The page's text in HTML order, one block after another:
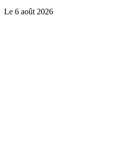
Le 6 août 2026